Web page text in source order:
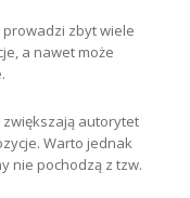
prowadzi zbyt wiele
a nawet może
zwiększają autorytet
Warto jednak
nie pochodzą z tzw.